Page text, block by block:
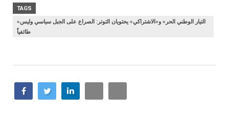
TAGS
«التيار الوطني الحر» و«الاشتراكي» يحتويان التوتر: الصراع على الجبل سياسي وليس
طائفياً